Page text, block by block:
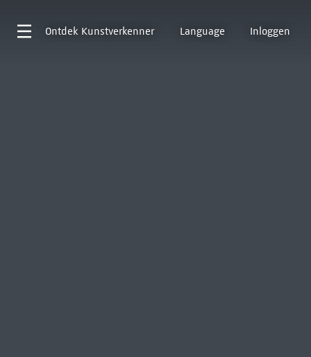
Ontdek Kunstverkenner Language Inloggen